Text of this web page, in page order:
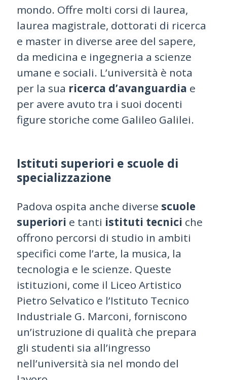
mondo. Offre molti corsi di laurea,
laurea magistrale, dottorati di ricerca
e master in diverse aree del sapere,
da medicina e ingegneria a scienze
umane e sociali. L’università è nota
per la sua ricerca d’avanguardia e
per avere avuto tra i suoi docenti
figure storiche come Galileo Galilei.
Istituti superiori e scuole di
specializzazione
Padova ospita anche diverse scuole
superiori e tanti istituti tecnici che
offrono percorsi di studio in ambiti
specifici come l’arte, la musica, la
tecnologia e le scienze. Queste
istituzioni, come il Liceo Artistico
Pietro Selvatico e l’Istituto Tecnico
Industriale G. Marconi, forniscono
un’istruzione di qualità che prepara
gli studenti sia all’ingresso
nell’università sia nel mondo del